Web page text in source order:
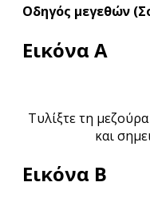
Οδηγός μεγεθών
Εικόνα Α
Τυλίξτε τη
και
Εικόνα Β